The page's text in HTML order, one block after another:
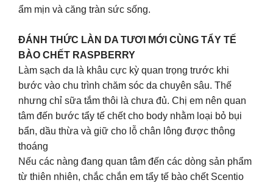
ẩm mịn và căng tràn sức sống.
ĐÁNH THỨC LÀN DA TƯƠI MỚI CÙNG TẨY TẾ
BÀO CHẾT RASPBERRY
Làm sạch da là khâu cực kỳ quan trọng trước khi
bước vào chu trình chăm sóc da chuyên sâu. Thế
nhưng chỉ sữa tắm thôi là chưa đủ. Chị em nên quan
tâm đến bước tẩy tế chết cho body nhằm loại bỏ bụi
bẩn, dầu thừa và giữ cho lỗ chân lông được thông
thoáng
Nếu các nàng đang quan tâm đến các dòng sản phẩm
từ thiên nhiên, chắc chắn em tẩy tế bào chết Scentio